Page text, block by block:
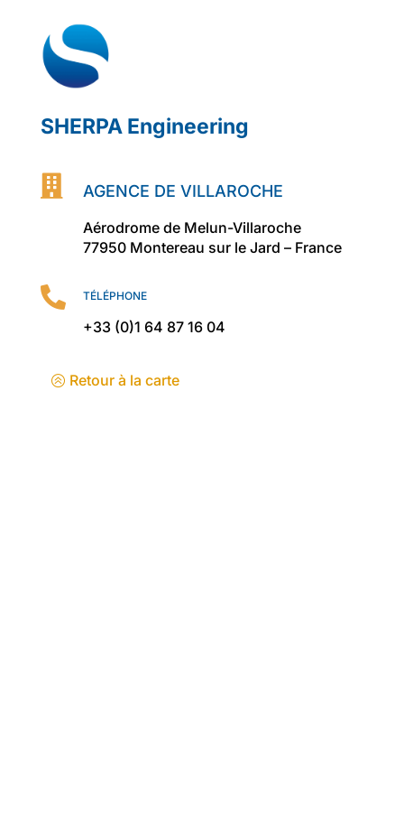
SHERPA Engineering
 AGENCE DE VILLAROCHE
Aérodrome de Melun-Villaroche
77950 Montereau sur le Jard – France
 TÉLÉPHONE
+33 (0)1 64 87 16 04
Retour à la carte